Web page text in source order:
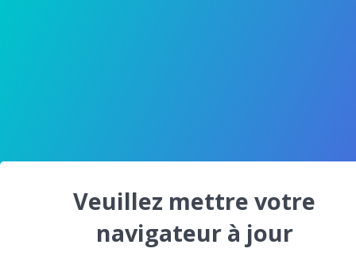
Veuillez mettre votre
navigateur à jour